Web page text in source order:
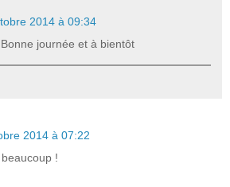
2014 à 09:34
journée et à bientôt
2014 à 07:22
!